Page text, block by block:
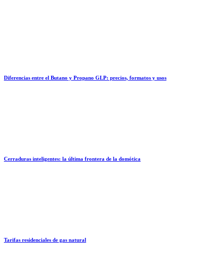
Diferencias entre el Butano y Propano GLP: precios, formatos y usos
Cerraduras inteligentes: la última frontera de la domótica
Tarifas residenciales de gas natural